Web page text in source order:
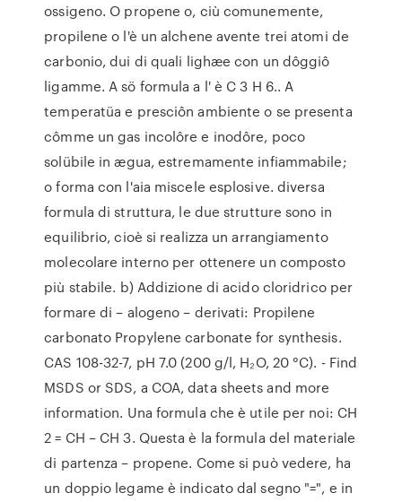
ossigeno. O propene o, ciù comunemente,
propilene o l'è un alchene avente trei atomi de
carbonio, dui di quali lighæe con un dôggiô
ligamme. A sö formula a l' è C 3 H 6.. A
temperatüa e presciôn ambiente o se presenta
cômme un gas incolôre e inodôre, poco
solübile in ægua, estremamente infiammabile;
o forma con l'aia miscele esplosive. diversa
formula di struttura, le due strutture sono in
equilibrio, cioè si realizza un arrangiamento
molecolare interno per ottenere un composto
più stabile. b) Addizione di acido cloridrico per
formare di – alogeno – derivati: Propilene
carbonato Propylene carbonate for synthesis.
CAS 108-32-7, pH 7.0 (200 g/l, H₂O, 20 °C). - Find
MSDS or SDS, a COA, data sheets and more
information. Una formula che è utile per noi: CH
2 = CH – CH 3. Questa è la formula del materiale
di partenza – propene. Come si può vedere, ha
un doppio legame è indicato dal segno "=", e in